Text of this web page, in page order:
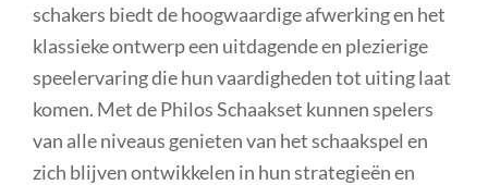
schakers biedt de hoogwaardige afwerking en het
klassieke ontwerp een uitdagende en plezierige
speelervaring die hun vaardigheden tot uiting laat
komen. Met de Philos Schaakset kunnen spelers
van alle niveaus genieten van het schaakspel en
zich blijven ontwikkelen in hun strategieën en